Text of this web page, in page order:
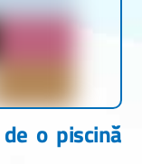
o piscină